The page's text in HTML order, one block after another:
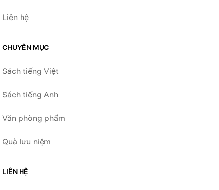
Liên hệ
CHUYÊN MỤC
Sách tiếng Việt
Sách tiếng Anh
Văn phòng phẩm
Quà lưu niệm
LIÊN HỆ